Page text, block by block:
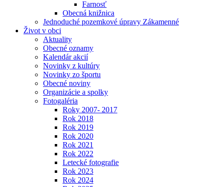
Farnosť
Obecná knižnica
Jednoduché pozemkové úpravy Zákamenné
Život v obci
Aktuality
Obecné oznamy
Kalendár akcií
Novinky z kultúry
Novinky zo športu
Obecné noviny
Organizácie a spolky
Fotogaléria
Roky 2007- 2017
Rok 2018
Rok 2019
Rok 2020
Rok 2021
Rok 2022
Letecké fotografie
Rok 2023
Rok 2024